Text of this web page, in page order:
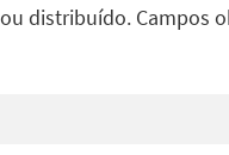
distribuído. Campos